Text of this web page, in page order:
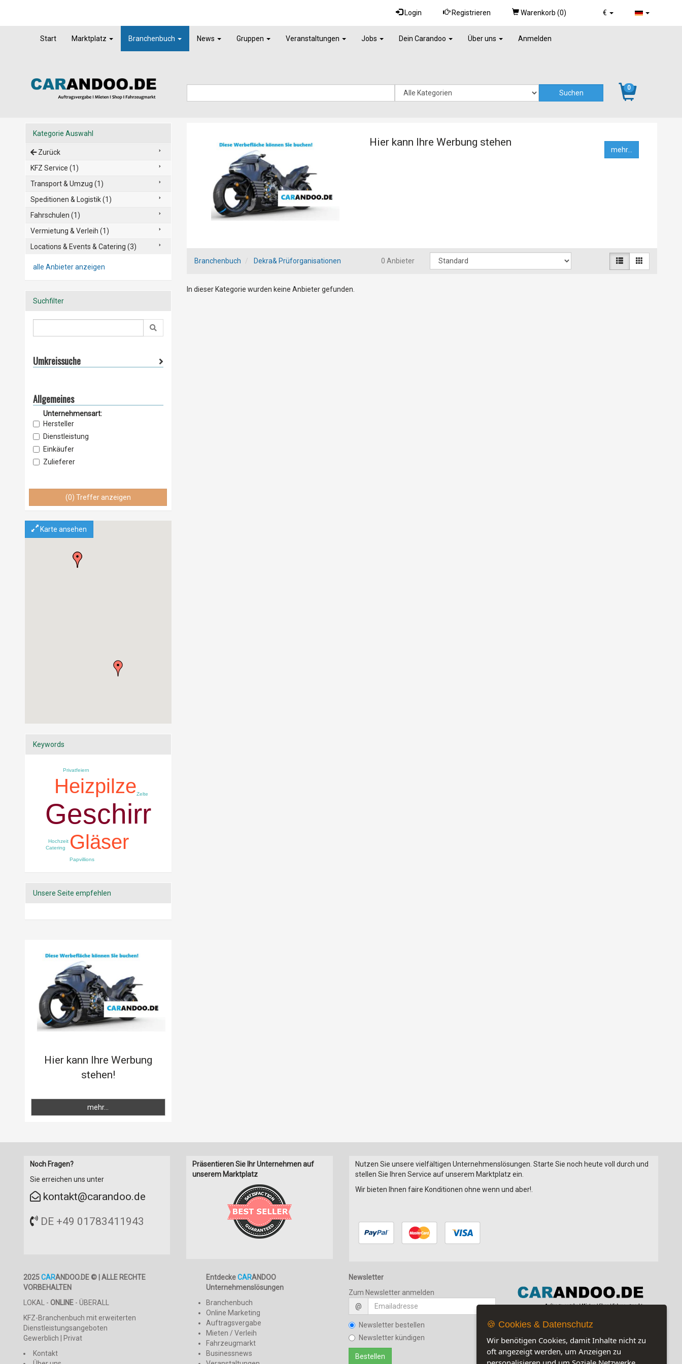
€
Login Registrieren Warenkorb (0)
Start Marktplatz Branchenbuch News Gruppen Veranstaltungen Jobs Dein Carandoo Über uns Anmelden
0
Hier kann Ihre Werbung stehen
mehr...
Branchenbuch Dekra& Prüforganisationen 0 Anbieter
In dieser Kategorie wurden keine Anbieter gefunden.
Kategorie Auswahl
Zurück
KFZ Service (1)
Transport & Umzug (1)
Speditionen & Logistik (1)
Fahrschulen (1)
Vermietung & Verleih (1)
Locations & Events & Catering (3)
alle Anbieter anzeigen
Suchfilter
Umkreissuche
Allgemeines
Unternehmensart:
Hersteller
Dienstleistung
Einkäufer
Zulieferer
Vertrieb
Service & Wartung
Exporteur
Einzelhandel
Grosshandel
(0) Treffer anzeigen
Karte ansehen
Keywords
Geschirr
Gläser
HeizpilzeZelte
Hochzeit
Privatfeiern
Papvillions
Catering
Unsere Seite empfehlen
Hier kann Ihre Werbung
stehen!
mehr...
Noch Fragen?
Sie erreichen uns unter
kontakt@carandoo.de
DE +49 01783411943
Präsentieren Sie Ihr Unternehmen auf
unserem Marktplatz
Nutzen Sie unsere vielfältigen Unternehmenslösungen. Starte Sie noch heute voll durch und
stellen Sie Ihren Service auf unserem Marktplatz ein.
Wir bieten Ihnen faire Konditionen ohne wenn und aber!.
2025CARANDOO.DE © | ALLE RECHTE
VORBEHALTEN
LOKAL - ONLINE- ÜBERALL
KFZ-Branchenbuch mit erweiterten
Dienstleistungsangeboten
Gewerblich | Privat
Kontakt
EntdeckeCARANDOO
Unternehmenslösungen
Branchenbuch
Online Marketing
Auftragsvergabe
Mieten / Verleih
Fahrzeugmarkt
Businessnews
Newsletter
Zum Newsletter anmelden
@
Newsletter bestellen
Newsletter kündigen
Jetzt auf unserer Seite:15
🍪 Cookies & Datenschutz
Wir benötigen Cookies, damit Inhalte nicht zu
oft angezeigt werden, um Anzeigen zu